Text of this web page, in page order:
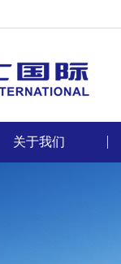
关于我们